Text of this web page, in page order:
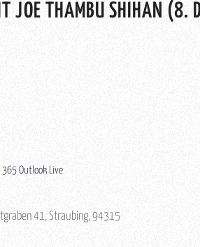
JOE THAMBU SHIHAN (8.
365Outlook Live
41, Straubing, 94315